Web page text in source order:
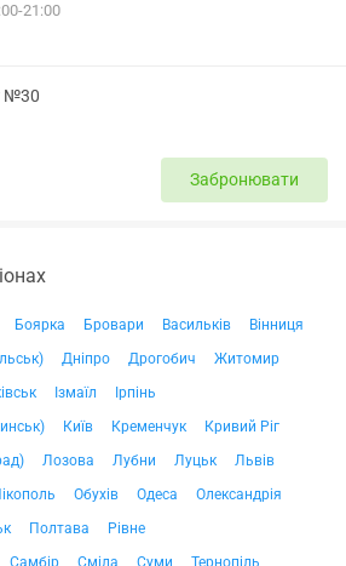
21:00
№30
Забронювати
Боярка Бровари Васильків
Вінниця
Дніпро Дрогобич
Житомир
Ізмаїл
Ірпінь
Київ Кременчук
Кривий Ріг
Лозова Лубни Луцьк
Львів
Обухів Одеса
Олександрія
Полтава
Рівне
Самбір Сміла Суми
Тернопіль